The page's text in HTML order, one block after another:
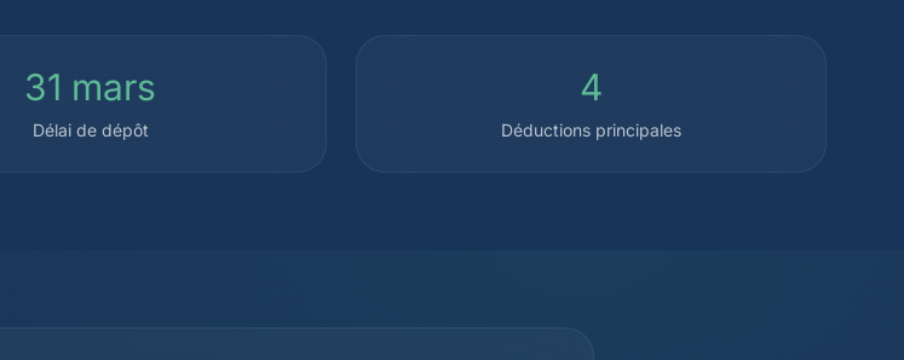
31 mars
Délai de dépôt
4
Déductions principales